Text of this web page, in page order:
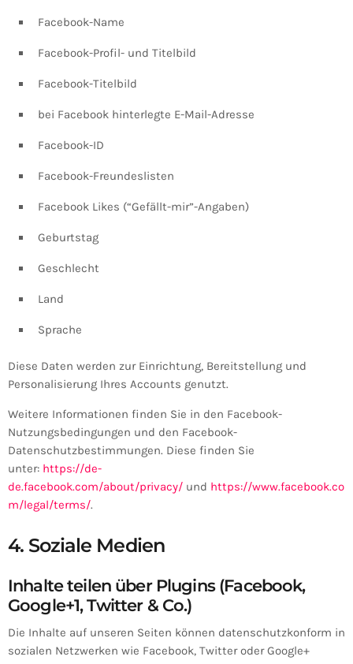
Facebook-Name
Facebook-Profil- und Titelbild
Facebook-Titelbild
bei Facebook hinterlegte E-Mail-Adresse
Facebook-ID
Facebook-Freundeslisten
Facebook Likes (“Gefällt-mir”-Angaben)
Geburtstag
Geschlecht
Land
Sprache
Diese Daten werden zur Einrichtung, Bereitstellung und
Personalisierung Ihres Accounts genutzt.
Weitere Informationen finden Sie in den Facebook-
Nutzungsbedingungen und den Facebook-
Datenschutzbestimmungen. Diese finden Sie
unter: https://de-
de.facebook.com/about/privacy/ und https://www.facebook.co
m/legal/terms/.
4. Soziale Medien
Inhalte teilen über Plugins (Facebook,
Google+1, Twitter & Co.)
Die Inhalte auf unseren Seiten können datenschutzkonform in
sozialen Netzwerken wie Facebook, Twitter oder Google+